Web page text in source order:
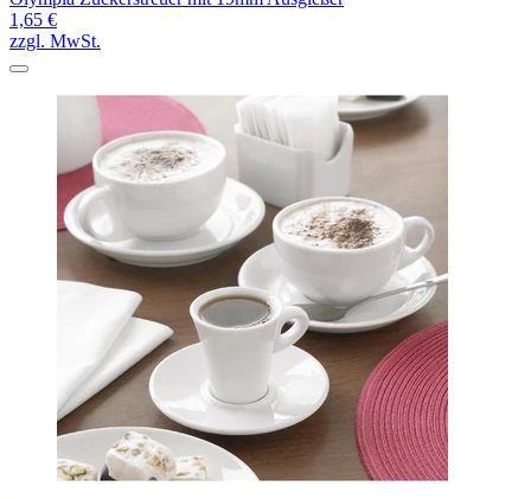
1,65 €
zzgl. MwSt.